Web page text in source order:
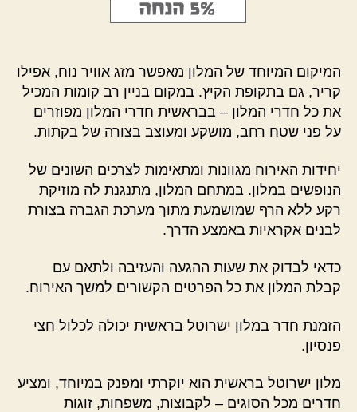
המיקום המיוחד של המלון מאפשר מזג אוויר נוח, אפילו
קריר, גם בתקופת הקיץ. במקום בניין רב קומות המכיל
את כל חדרי המלון – בבראשית חדרי המלון מפוזרים
על פני שטח רחב, מושקע ומעוצב בצורה של בקתות.
יחידות האירוח מגוונות ומתאימות לצרכים השונים של
הנופשים במלון. במתחם המלון, מתנגנת לה מוזיקת
רקע ללא הרף שמושמעת מתוך מערכת הגברה בצורת
לבנים אקראיות באמצע הדרך.
כדאי לבדוק את שעות ההגעה והעזיבה ולתאם עם
קבלת המלון את כל הפרטים הקשורים למשך האירוח.
הזמנת חדר במלון ישרוטל בראשית יכולה לכלול חצי
פנסיון.
מלון ישרוטל בראשית הוא יוקרתי ומפנק במיוחד, ומציע
חדרים מכל הסוגים – לקבוצות, משפחות, זוגות